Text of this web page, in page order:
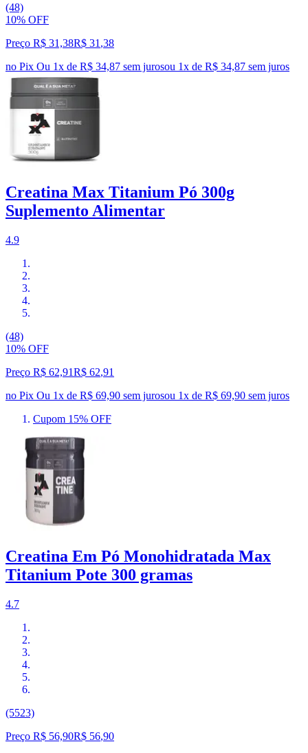
(48)
10% OFF
Preço R$ 31,38R$ 31 ,38
no Pix Ou 1x de R$ 34,87 sem jurosou 1x de R$ 34,87 sem juros
Creatina Max Titanium Pó 300g
Suplemento Alimentar
4.9
(48)
10% OFF
Preço R$ 62,91R$ 62,91
no Pix Ou 1x de R$ 69,90 sem jurosou 1x de R$ 69,90 sem juros
Cupom 15% OFF
Creatina Em Pó Monohidratada Max
Titanium Pote 300 gramas
4.7
(5523)
Preço R$ 56,90R$ 56,90